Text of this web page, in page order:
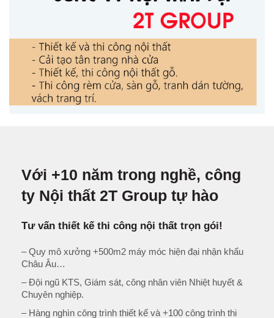
Với +10 năm trong nghề, công
ty Nội thất 2T Group tự hào
Tư vấn thiết kế thi công nội thất trọn gói!
– Quy mô xưởng +500m2 máy móc hiện đại nhận khẩu
Châu Âu…
– Đội ngũ KTS, Giám sát, công nhân viên Nhiệt huyết &
Chuyên nghiệp.
– Hàng nghìn công trình thiết kế và +100 công trình thi